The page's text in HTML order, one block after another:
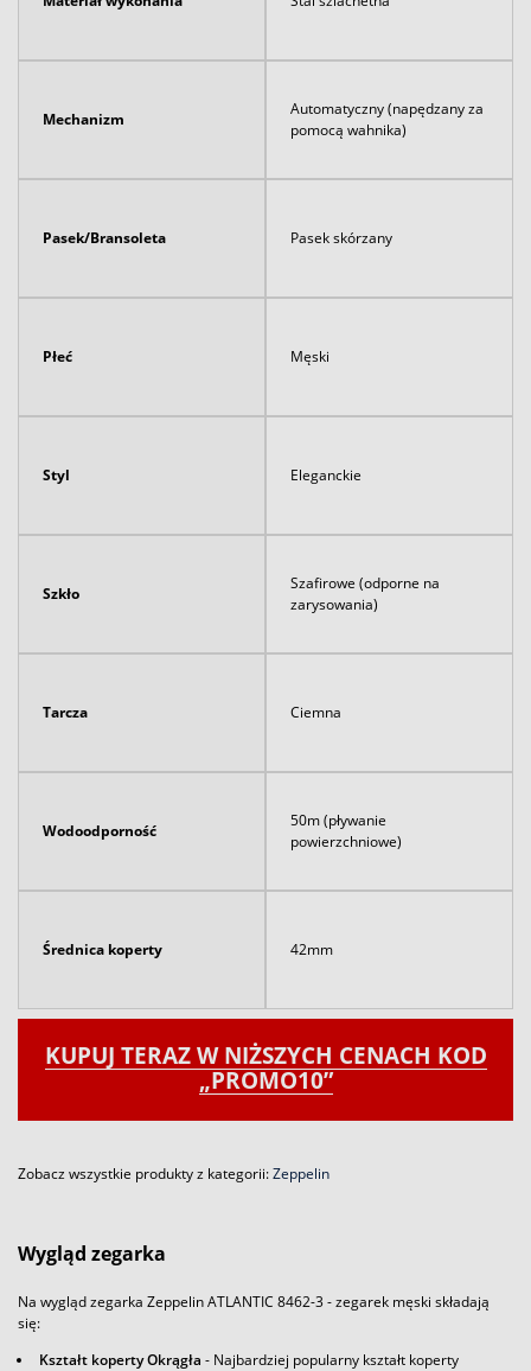
Mechanizm
Automatyczny (napędzany za
pomocą wahnika)
Pasek/Bransoleta Pasek skórzany
Płeć Męski
Styl Eleganckie
Szkło
Szafirowe (odporne na
zarysowania)
Tarcza Ciemna
Wodoodporność
50m (pływanie
powierzchniowe)
Średnica koperty 42mm
KUPUJ TERAZ W NIŻSZYCH CENACH KOD
„PROMO10”
Zobacz wszystkie produkty z kategorii:Zeppelin
Wygląd zegarka
Na wygląd zegarka Zeppelin ATLANTIC 8462-3 - zegarek męski składają
się:
Kształt koperty Okrągła - Najbardziej popularny kształt koperty